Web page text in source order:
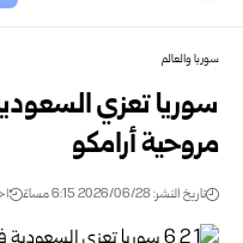
سوريا والعالم
سوريا تعزي
مروحية أرامكو
تاريخ النشر: 2026/06/28 6:15 مساءً اخر